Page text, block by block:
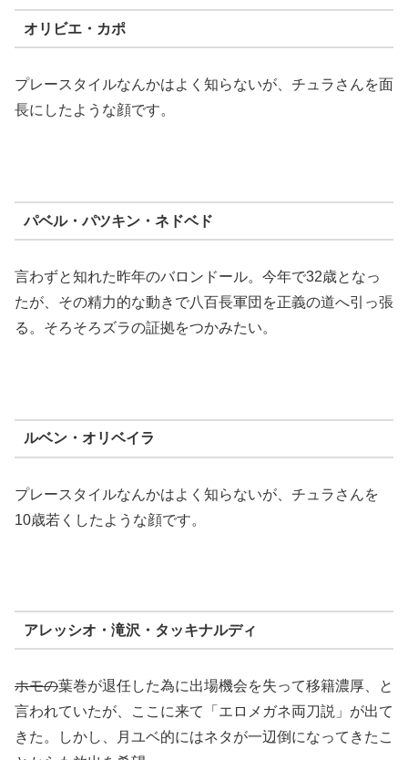
オリビエ・カポ
プレースタイルなんかはよく知らないが、チュラさんを面
長にしたような顔です。
パベル・パツキン・ネドベド
言わずと知れた昨年のバロンドール。今年で32歳となっ
たが、その精力的な動きで八百長軍団を正義の道へ引っ張
る。そろそろズラの証拠をつかみたい。
ルベン・オリベイラ
プレースタイルなんかはよく知らないが、チュラさんを
10歳若くしたような顔です。
アレッシオ・滝沢・タッキナルディ
ホモの葉巻が退任した為に出場機会を失って移籍濃厚、と
言われていたが、ここに来て「エロメガネ両刀説」が出て
きた。しかし、月ユベ的にはネタが一辺倒になってきたこ